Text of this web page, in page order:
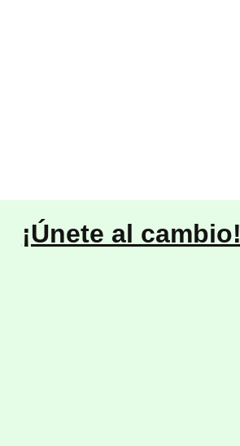
¡Únete al cambio!